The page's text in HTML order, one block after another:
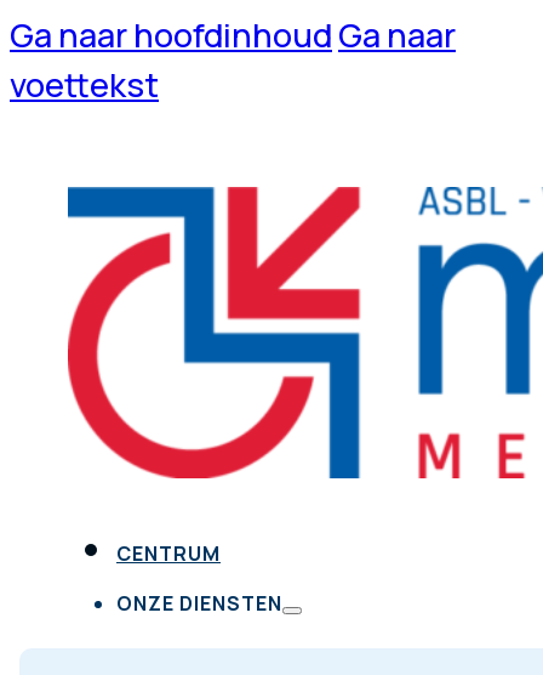
Ga naar hoofdinhoudGa naar
voettekst
CENTRUM
ONZE DIENSTEN